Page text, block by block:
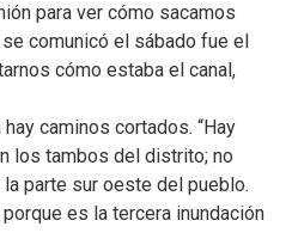
para ver cómo sacamos
comunicó el sábado fue el
cómo estaba el canal,
caminos cortados. “Hay
los tambos del distrito; no
parte sur oeste del pueblo.
es la tercera inundación